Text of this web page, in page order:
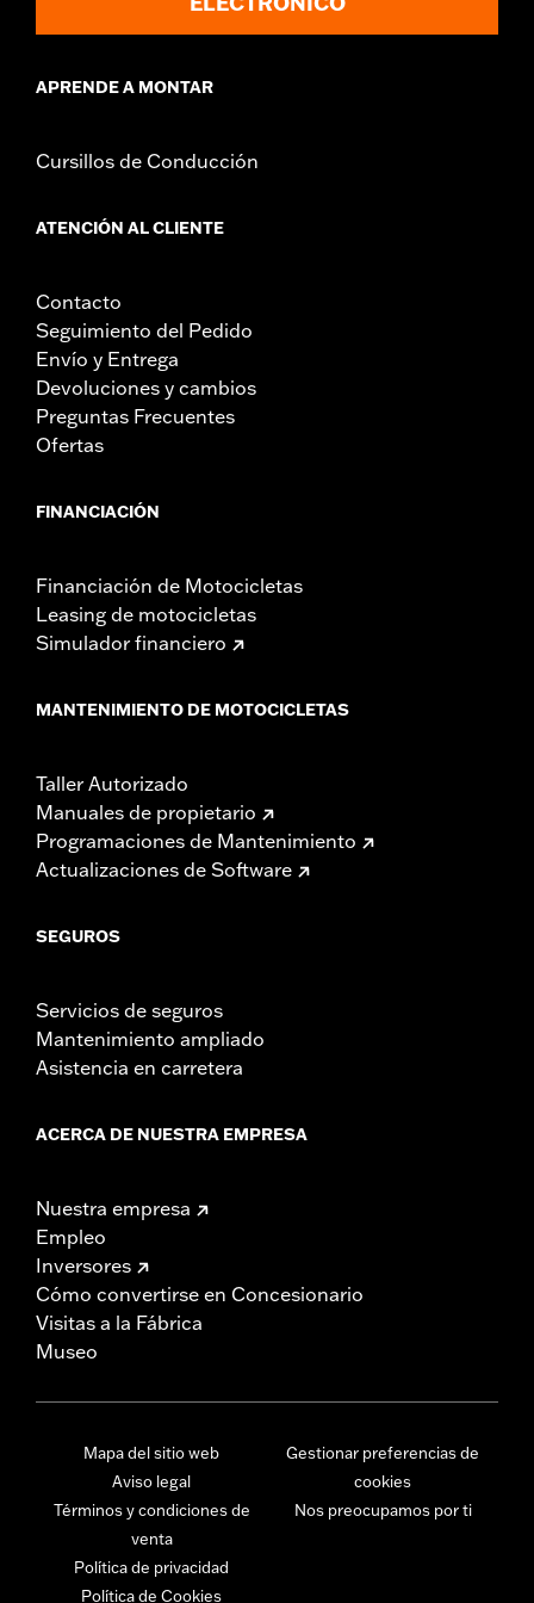
APRENDE A MONTAR
Cursillos de Conducción
ATENCIÓN AL CLIENTE
Contacto
Seguimiento del Pedido
Envío y Entrega
Devoluciones y cambios
Preguntas Frecuentes
Ofertas
FINANCIACIÓN
Financiación de Motocicletas
Leasing de motocicletas
Simulador financiero
MANTENIMIENTO DE MOTOCICLETAS
Taller Autorizado
Manuales de propietario
Programaciones de Mantenimiento
Actualizaciones de Software
SEGUROS
Servicios de seguros
Mantenimiento ampliado
Asistencia en carretera
ACERCA DE NUESTRA EMPRESA
Nuestra empresa
Empleo
Inversores
Cómo convertirse en Concesionario
Visitas a la Fábrica
Museo
Mapa del sitio web
Aviso legal
Términos y condiciones de
venta
Política de privacidad
Política de Cookies
Gestionar preferencias de
cookies
Nos preocupamos por ti